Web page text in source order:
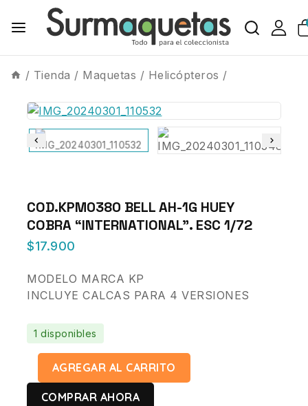
/ Tienda / Maquetas / Helicópteros /
COD.KPM0380 BELL AH-1G HUEY
COBRA “INTERNATIONAL”. ESC 1/72
$17.900
MODELO MARCA KP
INCLUYE CALCAS PARA 4 VERSIONES
1 disponibles
AGREGAR AL CARRITO
COMPRAR AHORA